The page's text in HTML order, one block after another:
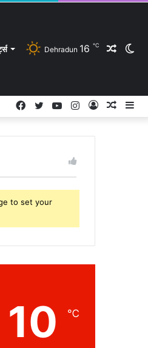
Dehradun 16 ℃
Log
Instagram
YouTube
Twitter
Facebook
to set your
10 ℃